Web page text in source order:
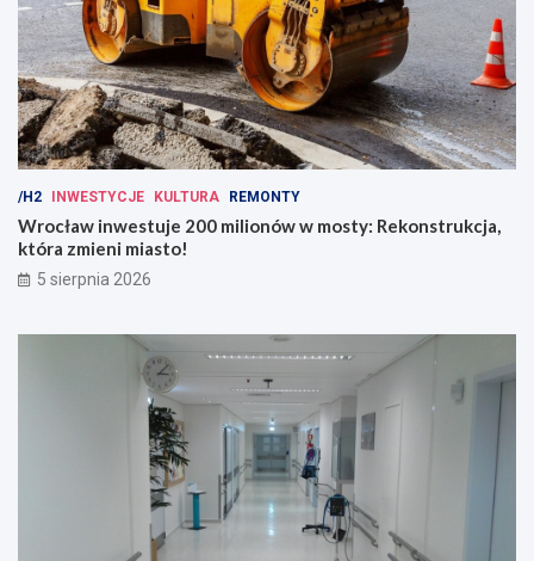
/H2 INWESTYCJE KULTURA REMONTY
Wrocław inwestuje 200 milionów w mosty: Rekonstrukcja,
która zmieni miasto!
5 sierpnia 2026